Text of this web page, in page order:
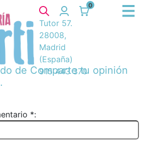
0
Tutor 57.
28008,
Madrid
(España)
915 443 370
de Comparte tu opinión
*: